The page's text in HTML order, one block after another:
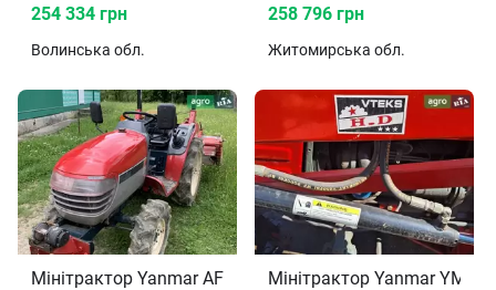
254 334 грн
Волинська обл.
258 796 грн
Житомирська обл.
Мінітрактор Yanmar AF 18 2004Мінітрактор Yanmar YM